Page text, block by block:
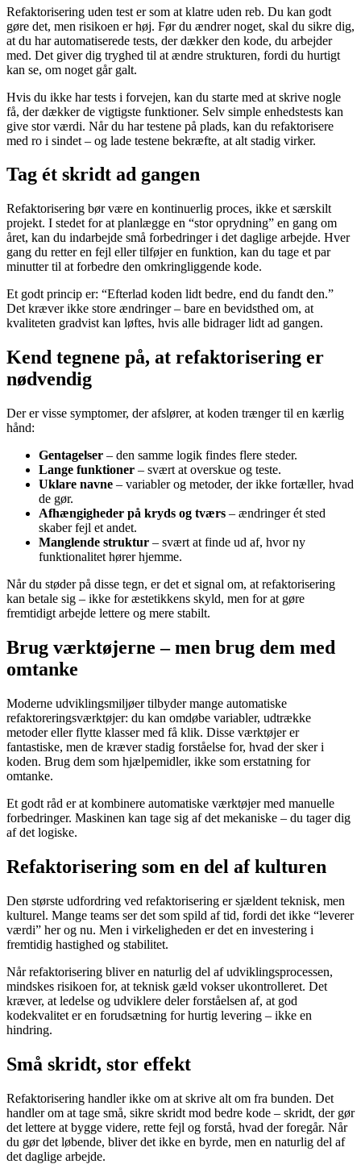
Refaktorisering uden test er som at klatre uden reb. Du kan godt
gøre det, men risikoen er høj. Før du ændrer noget, skal du sikre dig,
at du har automatiserede tests, der dækker den kode, du arbejder
med. Det giver dig tryghed til at ændre strukturen, fordi du hurtigt
kan se, om noget går galt.
Hvis du ikke har tests i forvejen, kan du starte med at skrive nogle
få, der dækker de vigtigste funktioner. Selv simple enhedstests kan
give stor værdi. Når du har testene på plads, kan du refaktorisere
med ro i sindet – og lade testene bekræfte, at alt stadig virker.
Tag ét skridt ad gangen
Refaktorisering bør være en kontinuerlig proces, ikke et særskilt
projekt. I stedet for at planlægge en “stor oprydning” en gang om
året, kan du indarbejde små forbedringer i det daglige arbejde. Hver
gang du retter en fejl eller tilføjer en funktion, kan du tage et par
minutter til at forbedre den omkringliggende kode.
Et godt princip er: “Efterlad koden lidt bedre, end du fandt den.”
Det kræver ikke store ændringer – bare en bevidsthed om, at
kvaliteten gradvist kan løftes, hvis alle bidrager lidt ad gangen.
Kend tegnene på, at refaktorisering er
nødvendig
Der er visse symptomer, der afslører, at koden trænger til en kærlig
hånd:
Gentagelser – den samme logik findes flere steder.
Lange funktioner – svært at overskue og teste.
Uklare navne – variabler og metoder, der ikke fortæller, hvad
de gør.
Afhængigheder på kryds og tværs – ændringer ét sted
skaber fejl et andet.
Manglende struktur – svært at finde ud af, hvor ny
funktionalitet hører hjemme.
Når du støder på disse tegn, er det et signal om, at refaktorisering
kan betale sig – ikke for æstetikkens skyld, men for at gøre
fremtidigt arbejde lettere og mere stabilt.
Brug værktøjerne – men brug dem med
omtanke
Moderne udviklingsmiljøer tilbyder mange automatiske
refaktoreringsværktøjer: du kan omdøbe variabler, udtrække
metoder eller flytte klasser med få klik. Disse værktøjer er
fantastiske, men de kræver stadig forståelse for, hvad der sker i
koden. Brug dem som hjælpemidler, ikke som erstatning for
omtanke.
Et godt råd er at kombinere automatiske værktøjer med manuelle
forbedringer. Maskinen kan tage sig af det mekaniske – du tager dig
af det logiske.
Refaktorisering som en del af kulturen
Den største udfordring ved refaktorisering er sjældent teknisk, men
kulturel. Mange teams ser det som spild af tid, fordi det ikke “leverer
værdi” her og nu. Men i virkeligheden er det en investering i
fremtidig hastighed og stabilitet.
Når refaktorisering bliver en naturlig del af udviklingsprocessen,
mindskes risikoen for, at teknisk gæld vokser ukontrolleret. Det
kræver, at ledelse og udviklere deler forståelsen af, at god
kodekvalitet er en forudsætning for hurtig levering – ikke en
hindring.
Små skridt, stor effekt
Refaktorisering handler ikke om at skrive alt om fra bunden. Det
handler om at tage små, sikre skridt mod bedre kode – skridt, der gør
det lettere at bygge videre, rette fejl og forstå, hvad der foregår. Når
du gør det løbende, bliver det ikke en byrde, men en naturlig del af
det daglige arbejde.